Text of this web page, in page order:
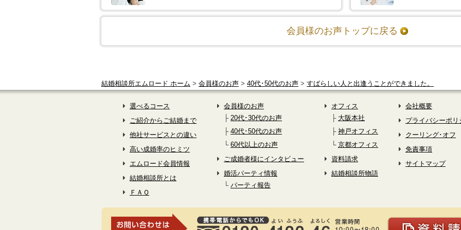
会員様のお声トップに戻る
結婚相談所エムロード ホーム > 会員様のお声 > 40代･50代のお声 > すばらしい人と出逢うことができました。
選べるコース
ご紹介からご結婚まで
他社サービスとの違い
高い成婚率のヒミツ
エムロード会員情報
結婚相談所とは
ＦＡＱ
会員様のお声
20代･30代のお声
40代･50代のお声
60代以上のお声
ご成婚者様にインタビュー
婚活パーティ情報
パーティ報告
オフィス
大阪本社
神戸オフィス
京都オフィス
資料請求
結婚相談所物語
会社概要
プライバシーポリ
クーリング･オフ
免責事項
サイトマップ